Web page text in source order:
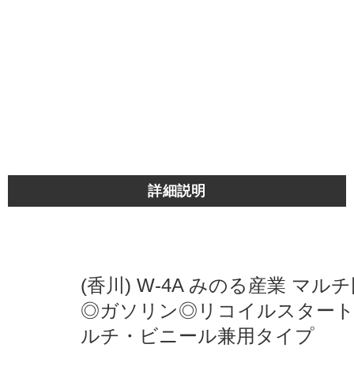
詳細説明
(香川) W-4A みのる産業 マル
◎ガソリン◎リコイルスター
ルチ・ビニール兼用タイプ